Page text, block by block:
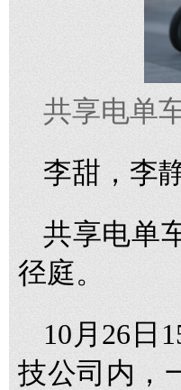
共享电单
李甜，李
共享电单
径庭。
10月26日
技公司内，